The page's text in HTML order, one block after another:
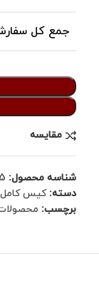
جمع کل
مقایسه
شناسه محصول:
دسته: کیس کامل
برچسب: